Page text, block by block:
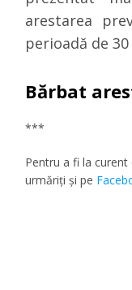
arestarea
perioadă de
Bărbat
***
Pentru a fi la
urmăriţi şi pe